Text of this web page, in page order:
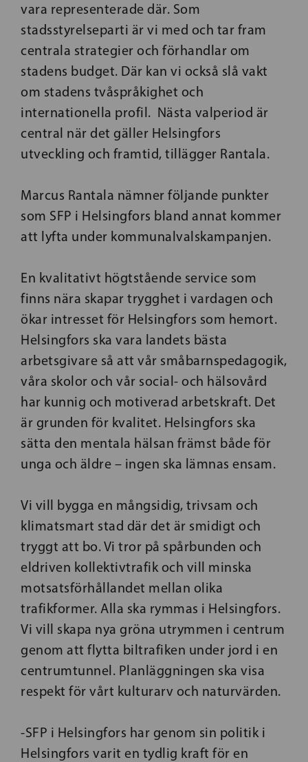
vara representerade där. Som
stadsstyrelseparti är vi med och tar fram
centrala strategier och förhandlar om
stadens budget. Där kan vi också slå vakt
om stadens tvåspråkighet och
internationella profil. Nästa valperiod är
central när det gäller Helsingfors
utveckling och framtid, tillägger Rantala.
Marcus Rantala nämner följande punkter
som SFP i Helsingfors bland annat kommer
att lyfta under kommunalvalskampanjen.
En kvalitativt högtstående service som
finns nära skapar trygghet i vardagen och
ökar intresset för Helsingfors som hemort.
Helsingfors ska vara landets bästa
arbetsgivare så att vår småbarnspedagogik,
våra skolor och vår social- och hälsovård
har kunnig och motiverad arbetskraft. Det
är grunden för kvalitet. Helsingfors ska
sätta den mentala hälsan främst både för
unga och äldre – ingen ska lämnas ensam.
Vi vill bygga en mångsidig, trivsam och
klimatsmart stad där det är smidigt och
tryggt att bo. Vi tror på spårbunden och
eldriven kollektivtrafik och vill minska
motsatsförhållandet mellan olika
trafikformer. Alla ska rymmas i Helsingfors.
Vi vill skapa nya gröna utrymmen i centrum
genom att flytta biltrafiken under jord i en
centrumtunnel. Planläggningen ska visa
respekt för vårt kulturarv och naturvärden.
-SFP i Helsingfors har genom sin politik i
Helsingfors varit en tydlig kraft för en